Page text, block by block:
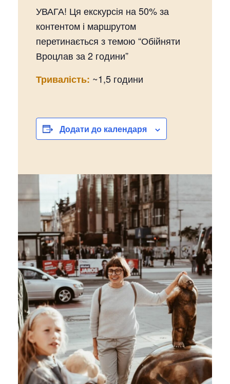
УВАГА! Ця екскурсія на 50% за
контентом і маршрутом
перетинається з темою “Обійняти
Вроцлав за 2 години”
Тривалість: ~1,5 години
Додати до календаря